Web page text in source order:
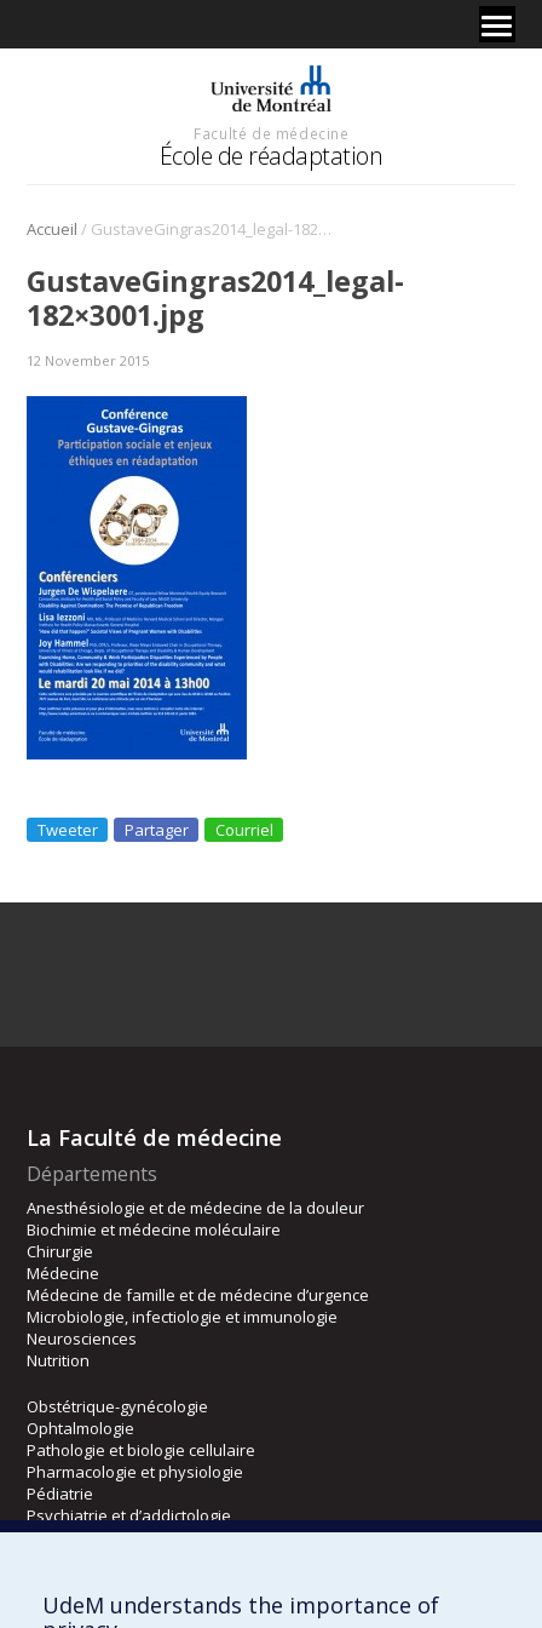
Faculté de médecine
École de réadaptation
Accueil / GustaveGingras2014_legal-182×3001.jpg
GustaveGingras2014_legal-
182×3001.jpg
12 November 2015
Tweeter Partager Courriel
La Faculté de médecine
Départements
Anesthésiologie et de médecine de la douleur
Biochimie et médecine moléculaire
Chirurgie
Médecine
Médecine de famille et de médecine d’urgence
Microbiologie, infectiologie et immunologie
Neurosciences
Nutrition
Obstétrique-gynécologie
Ophtalmologie
Pathologie et biologie cellulaire
Pharmacologie et physiologie
Pédiatrie
Psychiatrie et d’addictologie
Radiologie, radio-oncologie et médecine nucléaire
Écoles
UdeM understands the importance of